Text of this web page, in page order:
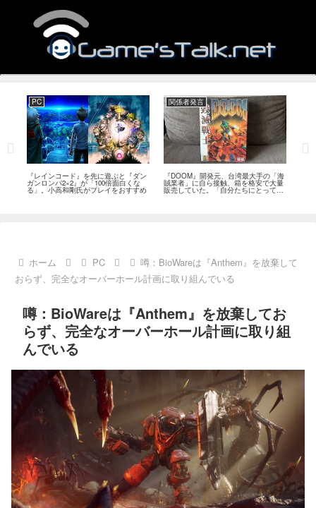
PC
『レインコード』を先に遊ぶと『ダン
ガンロンパ2×2』が「100倍面白くな
る」。小高和剛氏がプレイをおすすめ
関係者発言
『DOOM』開発元、台湾最大手の「海
賊業者」に自ら接触、箱を格安で大量
販売していた。「自分たちにとっては
流通だった」
ホーム PC
噂：BioWareは『Anthem』を放棄して
おらず、完全なオーバーホール計画に取り組んでいる
噂：BioWareは『Anthem』を放棄してお
らず、完全なオーバーホール計画に取り組
んでいる